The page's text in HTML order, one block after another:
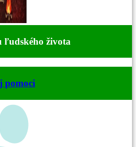
ľudského života
pomoci